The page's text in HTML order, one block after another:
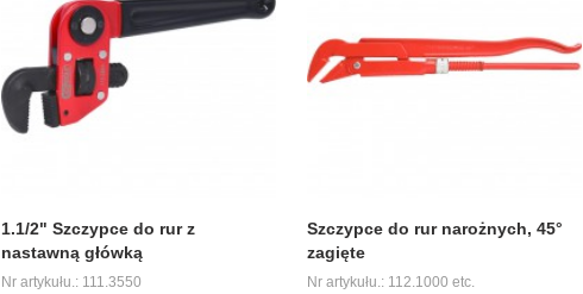
1.1/2" Szczypce do rur z
nastawną główką
Nr artykułu.: 111.3550
Szczypce do rur narożnych, 45°
zagięte
Nr artykułu.: 112.1000 etc.